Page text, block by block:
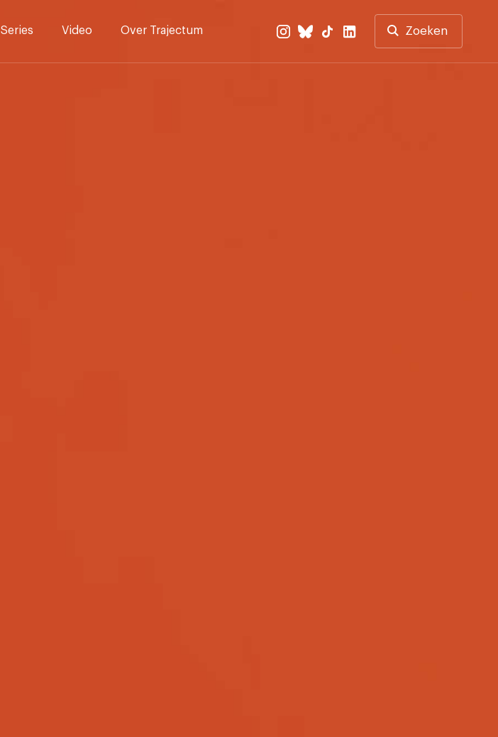
Series Video Over Trajectum Zoeken